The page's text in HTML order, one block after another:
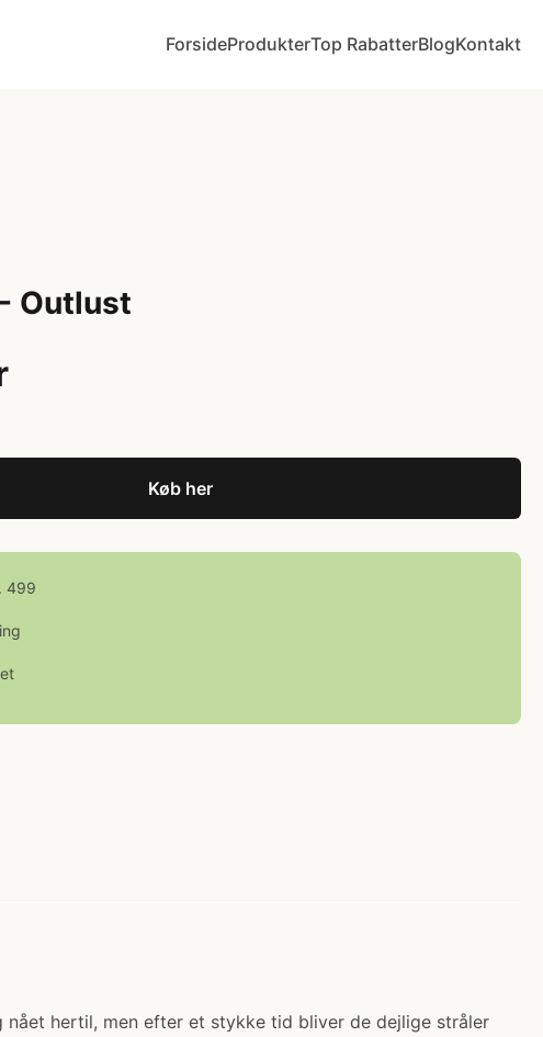
ForsideProdukterTop RabatterBlogKontakt
Outlust
Køb her
499
nået hertil, men efter et stykke tid bliver de dejlige stråler